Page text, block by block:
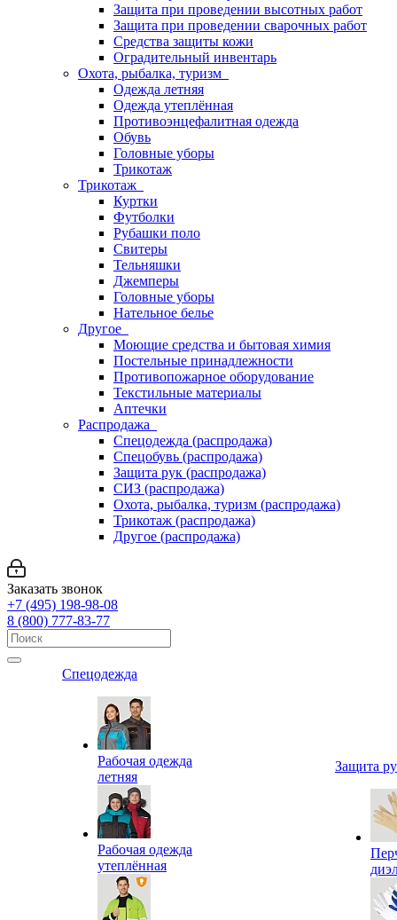
Защита при проведении высотных работ
Защита при проведении сварочных работ
Средства защиты кожи
Оградительный инвентарь
Охота, рыбалка, туризм
Одежда летняя
Одежда утеплённая
Противоэнцефалитная одежда
Обувь
Головные уборы
Трикотаж
Трикотаж
Куртки
Футболки
Рубашки поло
Свитеры
Тельняшки
Джемперы
Головные уборы
Нательное белье
Другое
Моющие средства и бытовая химия
Постельные принадлежности
Противопожарное оборудование
Текстильные материалы
Аптечки
Распродажа
Спецодежда (распродажа)
Спецобувь (распродажа)
Защита рук (распродажа)
СИЗ (распродажа)
Охота, рыбалка, туризм (распродажа)
Трикотаж (распродажа)
Другое (распродажа)
Заказать звонок
+7 (495) 198-98-08
8 (800) 777-83-77
Спецодежда
Рабочая одежда
летняя
Рабочая одежда
утеплённая
Защита